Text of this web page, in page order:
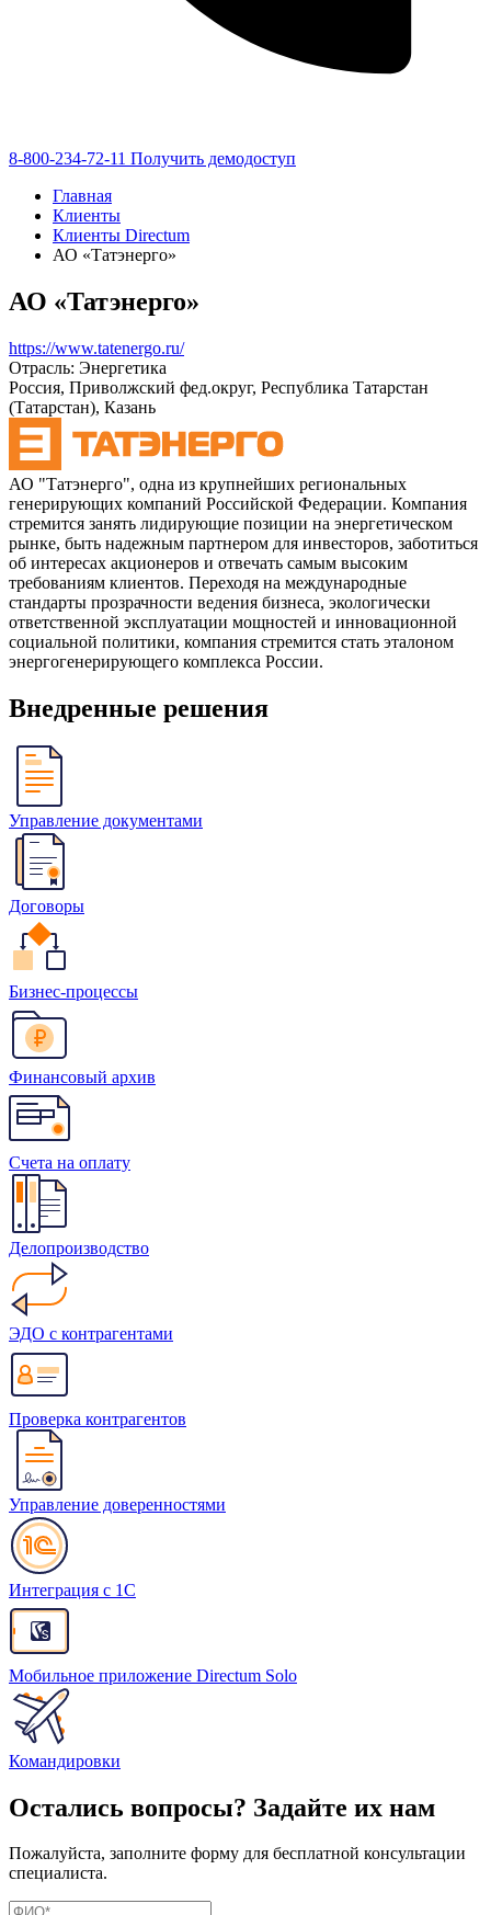
8-800-234-72-11 Получить демодоступ
Главная
Клиенты
Клиенты Directum
АО «Татэнерго»
АО «Татэнерго»
https://www.tatenergo.ru/
Отрасль: Энергетика
Россия, Приволжский фед.округ, Республика Татарстан
(Татарстан), Казань
АО "Татэнерго", одна из крупнейших региональных
генерирующих компаний Российской Федерации. Компания
стремится занять лидирующие позиции на энергетическом
рынке, быть надежным партнером для инвесторов, заботиться
об интересах акционеров и отвечать самым высоким
требованиям клиентов. Переходя на международные
стандарты прозрачности ведения бизнеса, экологически
ответственной эксплуатации мощностей и инновационной
социальной политики, компания стремится стать эталоном
энергогенерирующего комплекса России.
Внедренные решения
Управление документами
Договоры
Бизнес-процессы
Финансовый архив
Счета на оплату
Делопроизводство
ЭДО с контрагентами
Проверка контрагентов
Управление доверенностями
Интеграция с 1С
Мобильное приложение Directum Solo
Командировки
Остались вопросы? Задайте их нам
Пожалуйста, заполните форму для бесплатной консультации
специалиста.